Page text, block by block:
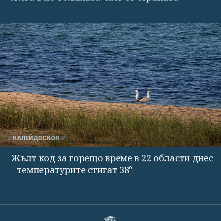
КАЛЕЙДОСКОП
Жълт код за горещо време в 22 области днес
- температурите стигат 38°